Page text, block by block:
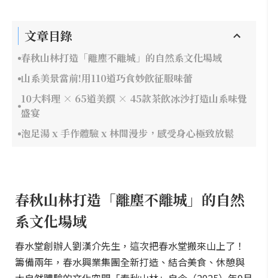
文章目錄
春秋山林打造「離塵不離城」的自然系文化場域
山系美景當前!用110道巧食妙飲征服味蕾
10大料理 × 65道美饌 × 45款茶飲冰沙打造山系味覺
盛宴
泡足湯 x 手作體驗 x 林間漫步，感受身心極致放鬆
春秋山林打造「離塵不離城」的自然
系文化場域
春水堂創辦人劉漢介先生，這次把春水堂搬來山上了！
籌備兩年，春水興業集團全新打造、結合美食、休憩與